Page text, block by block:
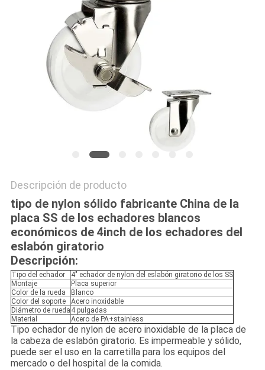
PRIVACY
POLICY
Descripción de producto
tipo de nylon sólido fabricante China de la
placa SS de los echadores blancos
económicos de 4inch de los echadores del
eslabón giratorio
Descripción:
Tipo del echador
4" echador de nylon del eslabón giratorio de los SS
Montaje
Placa superior
Color de la rueda
Blanco
Color del soporte
Acero inoxidable
Diámetro de rueda 4 pulgadas
Material
Acero de PA+stainless
Tipo echador de nylon de acero inoxidable de la placa de
la cabeza de eslabón giratorio. Es impermeable y sólido,
puede ser el uso en la carretilla para los equipos del
mercado o del hospital de la comida.